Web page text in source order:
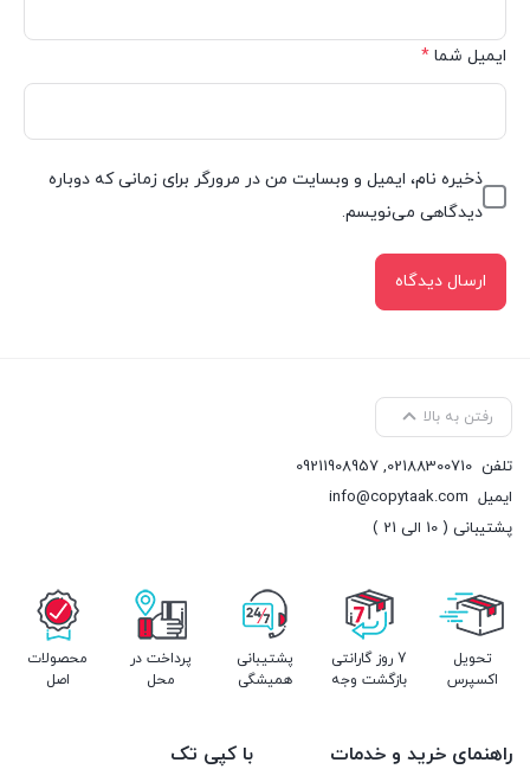
ایمیل شما *
ذخیره نام، ایمیل و وبسایت من در مرورگر برای زمانی که دوباره
دیدگاهی می‌نویسم.
رفتن به بالا
تلفن 02188300710
,
09211908957
ایمیل info@copytaak.com
پشتیبانی ( 10 الی 21 )
تحویل
اکسپرس
7 روز گارانتی
بازگشت وجه
پشتیبانی
همیشگی
پرداخت در
محل
محصولات
اصل
راهنمای خرید و خدمات
با کپی تک